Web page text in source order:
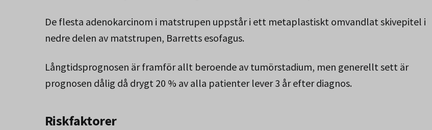
De flesta adenokarcinom i matstrupen uppstår i ett metaplastiskt omvandlat skivepitel i
nedre delen av matstrupen, Barretts esofagus.
Långtidsprognosen är framför allt beroende av tumörstadium, men generellt sett är
prognosen dålig då drygt 20 % av alla patienter lever 3 år efter diagnos.
Riskfaktorer